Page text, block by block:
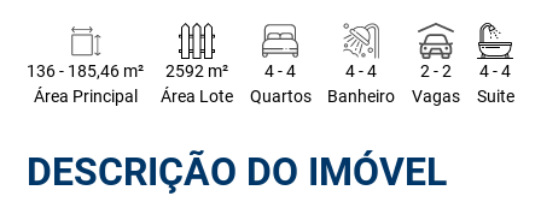
136 - 185,46 m²
Área Principal
2592 m²
Área Lote
4 - 4
Quartos
4 - 4
Banheiro
2 - 2
Vagas
4 - 4
Suite
DESCRIÇÃO DO IMÓVEL